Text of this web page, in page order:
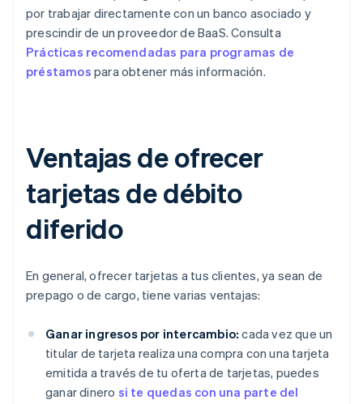
por trabajar directamente con un banco asociado y
prescindir de un proveedor de BaaS. Consulta
Prácticas recomendadas para programas de
préstamos para obtener más información.
Ventajas de ofrecer
tarjetas de débito
diferido
En general, ofrecer tarjetas a tus clientes, ya sean de
prepago o de cargo, tiene varias ventajas:
Ganar ingresos por intercambio: cada vez que un
titular de tarjeta realiza una compra con una tarjeta
emitida a través de tu oferta de tarjetas, puedes
ganar dinero si te quedas con una parte del